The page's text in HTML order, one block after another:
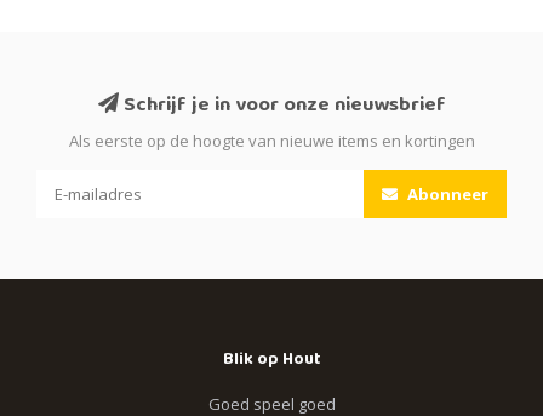
Schrijf je in voor onze nieuwsbrief
Als eerste op de hoogte van nieuwe items en kortingen
Abonneer
Blik op Hout
Goed speel goed